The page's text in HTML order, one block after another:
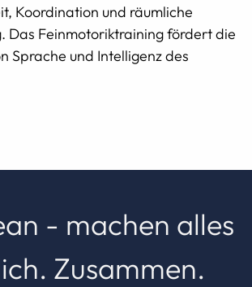
Koordination und räumliche
Das Feinmotoriktraining fördert die
Sprache und Intelligenz des
Zusammen.